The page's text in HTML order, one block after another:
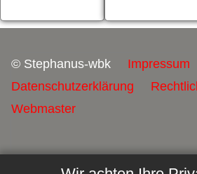
© Stephanus-wbk
Impressum
Datenschutzerklärung
Webmaster